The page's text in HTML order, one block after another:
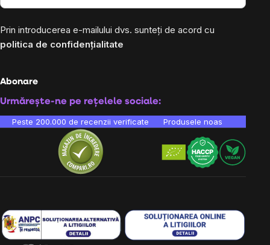
Prin introducerea e-mailului dvs. sunteți de acord cu
politica de confidențialitate
Abonare
Urmărește-ne pe rețelele sociale:
Peste 200.000 de recenzii verificate Produsele noastre sunt